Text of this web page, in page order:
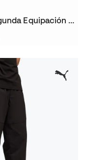
Jersey Ac Milan Segunda Equipación 2025-2026 Mujer